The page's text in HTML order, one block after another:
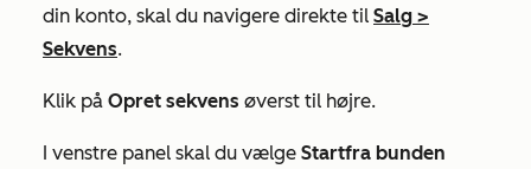
din konto, skal du navigere direkte til Salg >
Sekvens.
Klik på Opret sekvens øverst til højre.
I venstre panel skal du vælge Startfra bunden